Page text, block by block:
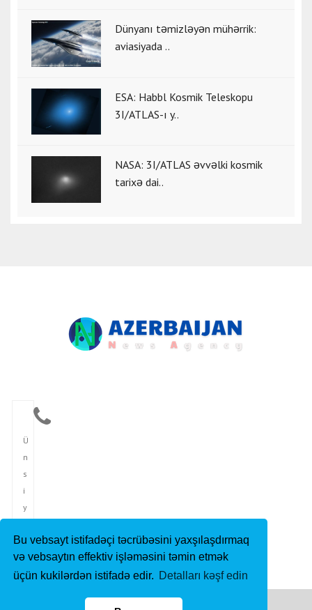
Bu vebsayt istifadəçi təcrübəsini yaxşılaşdırmaq
və vebsaytın effektiv işləməsini təmin etmək
üçün kukilərdən istifadə edir. Detalları kəşf edin
Dünyanı təmizləyən mühərrik:
aviasiyada ..
ESA: Habbl Kosmik Teleskopu
3I/ATLAS-ı y..
NASA: 3I/ATLAS əvvəlki kosmik
tarixə dai..
Ü
n
s
i
y
ə
t